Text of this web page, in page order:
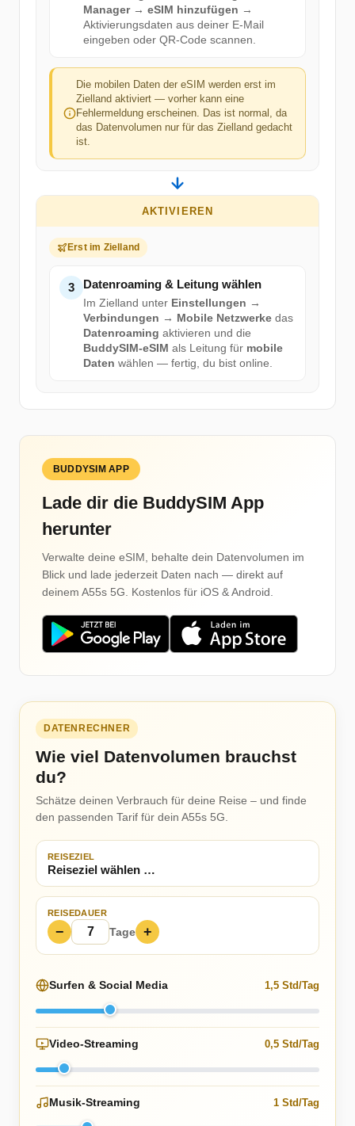
Manager → eSIM hinzufügen →
Aktivierungsdaten aus deiner E-Mail
eingeben oder QR-Code scannen.
Die mobilen Daten der eSIM werden erst im
Zielland aktiviert — vorher kann eine
Fehlermeldung erscheinen. Das ist normal, da
das Datenvolumen nur für das Zielland gedacht
ist.
AKTIVIEREN
Erst im Zielland
3 Datenroaming & Leitung wählen
Im Zielland unter Einstellungen →
Verbindungen → Mobile Netzwerke das
Datenroaming aktivieren und die
BuddySIM-eSIM als Leitung für mobile
Daten wählen — fertig, du bist online.
BUDDYSIM APP
Lade dir die BuddySIM App
herunter
Verwalte deine eSIM, behalte dein Datenvolumen im
Blick und lade jederzeit Daten nach — direkt auf
deinem A55s 5G. Kostenlos für iOS & Android.
DATENRECHNER
Wie viel Datenvolumen brauchst
du?
Schätze deinen Verbrauch für deine Reise – und finde
den passenden Tarif für dein A55s 5G.
REISEZIEL
REISEDAUER
− Tage +
Surfen & Social Media 1,5 Std/Tag
Video-Streaming 0,5 Std/Tag
Musik-Streaming 1 Std/Tag